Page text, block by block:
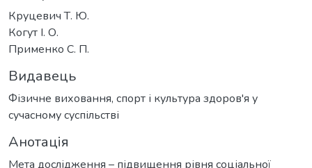
Круцевич Т. Ю.
Когут І. О.
Применко С. П.
Видавець
Фізичне виховання, спорт і культура здоров'я у
сучасному суспільстві
Анотація
Мета дослідження – підвищення рівня соціальної